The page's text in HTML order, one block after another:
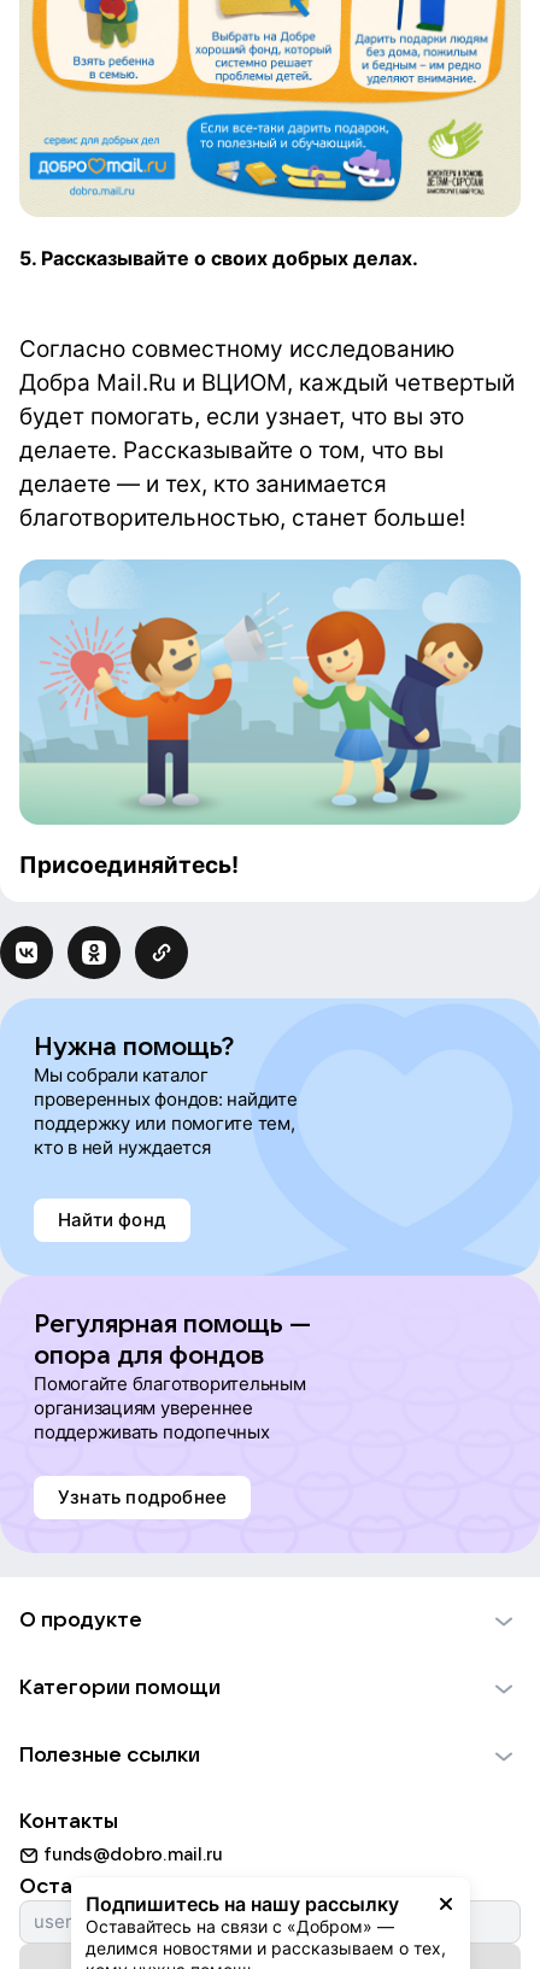
5. Рассказывайте о своих добрых делах.
Согласно совместному исследованию
Добра Mail.Ru и ВЦИОМ, каждый четвертый
будет помогать, если узнает, что вы это
делаете. Рассказывайте о том, что вы
делаете — и тех, кто занимается
благотворительностью, станет больше!
Присоединяйтесь!
Нужна помощь?
Мы собрали каталог
проверенных фондов: найдите
поддержку или помогите тем,
кто в ней нуждается
Найти фонд
Регулярная помощь —
опора для фондов
Помогайте благотворительным
организациям увереннее
поддерживать подопечных
Узнать подробнее
Подпишитесь на нашу рассылку
Оставайтесь на связи с «Добром» —
делимся новостями и рассказываем о тех,
О продукте
Использование материалов
Для НКО
Партнерам
Категории помощи
Пожилым
Животным
Природе
Культуре
Полезные ссылки
Добрый день
Истории
Автоплатежи
Контакты
funds@dobro.mail.ru
Оставайтесь с нами